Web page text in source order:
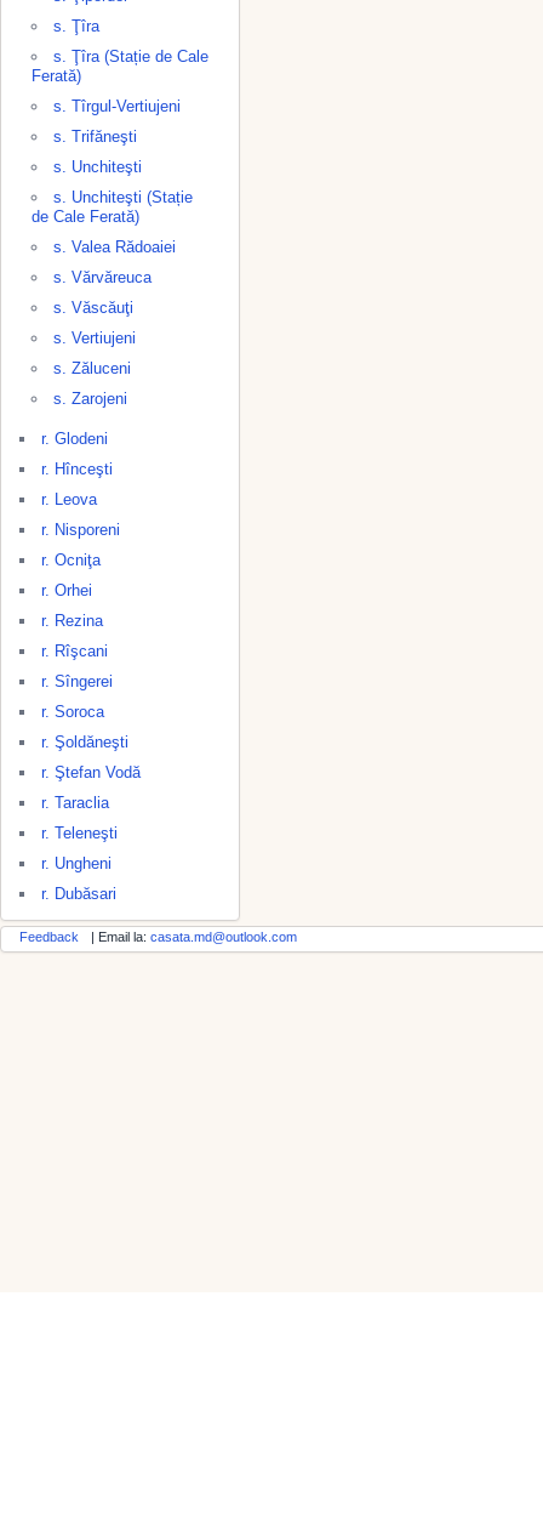
s. Ţîra
s. Ţîra (Stație de Cale
Ferată)
s. Tîrgul-Vertiujeni
s. Trifăneşti
s. Unchiteşti
s. Unchiteşti (Stație
de Cale Ferată)
s. Valea Rădoaiei
s. Vărvăreuca
s. Văscăuţi
s. Vertiujeni
s. Zăluceni
s. Zarojeni
r. Glodeni
r. Hînceşti
r. Leova
r. Nisporeni
r. Ocniţa
r. Orhei
r. Rezina
r. Rîşcani
r. Sîngerei
r. Soroca
r. Şoldăneşti
r. Ştefan Vodă
r. Taraclia
r. Teleneşti
r. Ungheni
r. Dubăsari
Feedback | Email la: casata.md@outlook.com